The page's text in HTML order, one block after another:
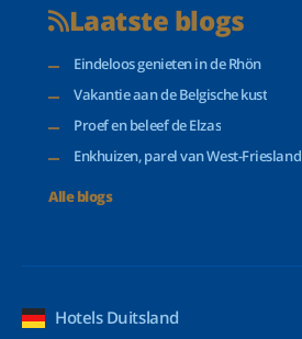
Laatste blogs
Eindeloos genieten in de Rhön
Vakantie aan de Belgische kust
Proef en beleef de Elzas
Enkhuizen, parel van West-Friesland
Alle blogs
Hotels Duitsland